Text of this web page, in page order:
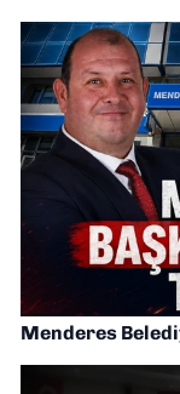
Menderes